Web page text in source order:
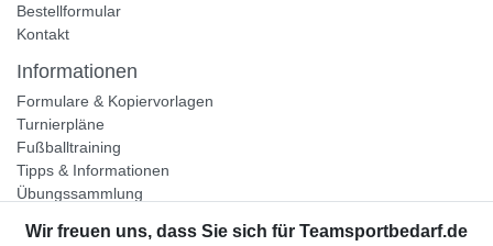
Bestellformular
Kontakt
Informationen
Formulare & Kopiervorlagen
Turnierpläne
Fußballtraining
Tipps & Informationen
Übungssammlung
Unternehmen